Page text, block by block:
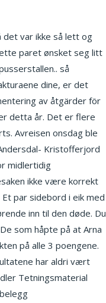
det var ikke så lett og
paret ønsket seg litt
så
dine, er det
av åtgärder för
detta år. Det er flere
Avreisen onsdag ble
Kristofferjord
midlertidig
ikke være korrekt
par sidebord i eik med
inn til den døde. Du
som håpte på at Arna
på alle 3 poengene.
har aldri vært
Tetningsmaterial